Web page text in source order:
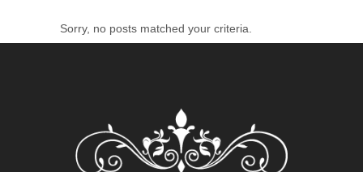
Sorry, no posts matched your criteria.